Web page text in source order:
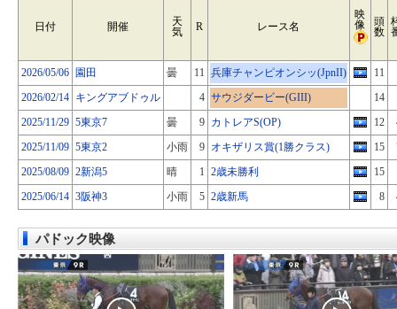
日付 開催
天
気
R レース名
映
像
頭
数
2026/05/06 園田 曇 11 兵庫チャンピオンシッ(JpnII) 11
2026/02/14 キングアブドゥル 4 サウジダービー(GIII)
14
2025/11/29 5東京7 曇 9 カトレアS(OP) 12
2025/11/09 5東京2 小雨 9 オキザリス賞(1勝クラス) 15
2025/08/09 2新潟5 晴 1 2歳未勝利 15
2025/06/14 3阪神3 小雨 5 2歳新馬 8
パドック映像